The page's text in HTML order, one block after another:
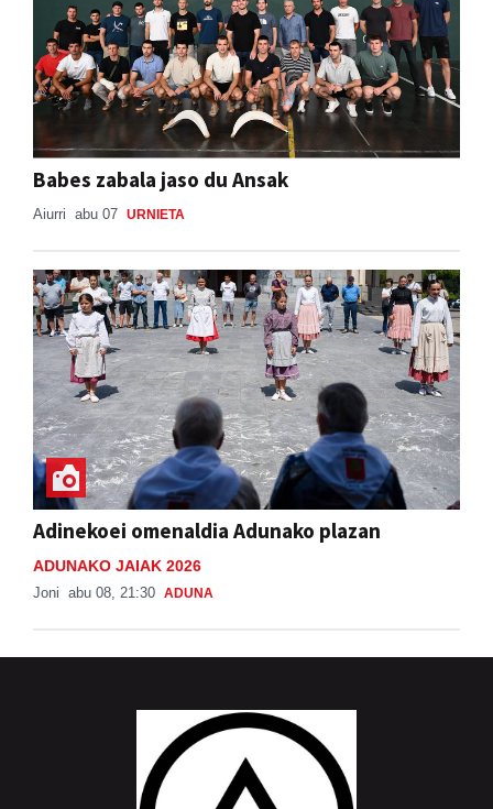
Babes zabala jaso du Ansak
Aiurri abu 07 URNIETA
Adinekoei omenaldia Adunako plazan
ADUNAKO JAIAK 2026
Joni abu 08, 21:30 ADUNA